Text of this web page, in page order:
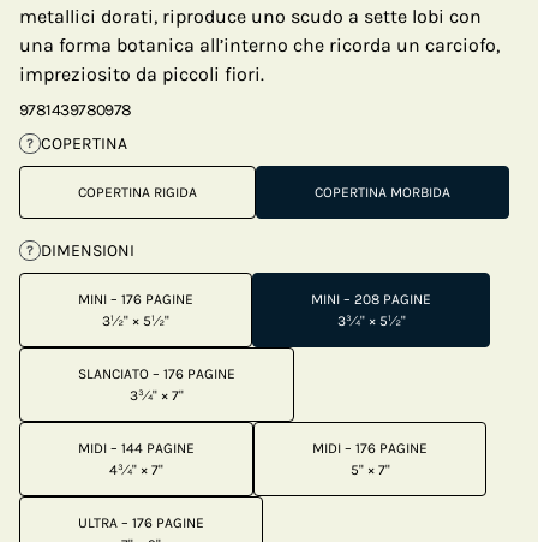
metallici dorati, riproduce uno scudo a sette lobi con
una forma botanica all’interno che ricorda un carciofo,
impreziosito da piccoli fiori.
9781439780978
? COPERTINA
COPERTINA RIGIDA COPERTINA MORBIDA
? DIMENSIONI
MINI – 176 PAGINE
3½" × 5½"
MINI – 208 PAGINE
3¾" × 5½"
SLANCIATO – 176 PAGINE
3¾" × 7"
MIDI – 144 PAGINE
4¾" × 7"
MIDI – 176 PAGINE
5" × 7"
ULTRA – 176 PAGINE